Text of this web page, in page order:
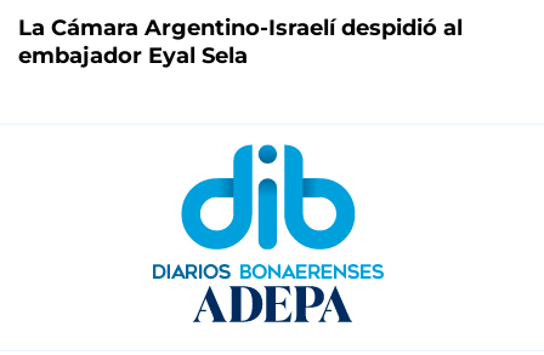
La Cámara Argentino-Israelí despidió al
embajador Eyal Sela